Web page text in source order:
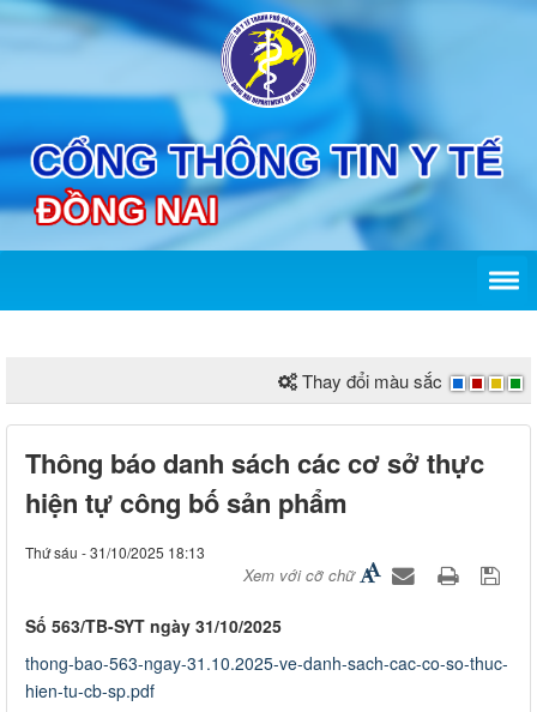
Thay đổi màu sắc
Thông báo danh sách các cơ sở thực
hiện tự công bố sản phẩm
Thứ sáu - 31/10/2025 18:13
Xem với cỡ chữ
Số 563/TB-SYT ngày 31/10/2025
thong-bao-563-ngay-31.10.2025-ve-danh-sach-cac-co-so-thuc-
hien-tu-cb-sp.pdf